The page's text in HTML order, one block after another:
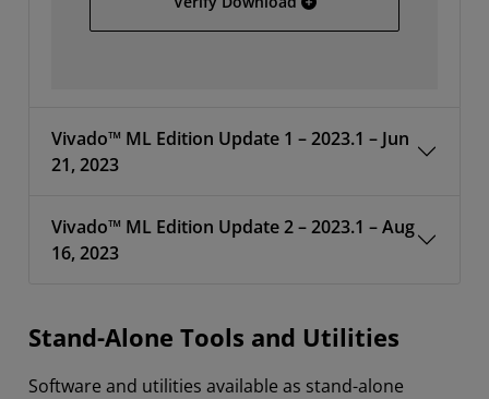
Vivado™ ML Edition Update 1 – 2023.1 – Jun
21, 2023
Vivado™ ML Edition Update 2 – 2023.1 – Aug
16, 2023
Stand-Alone Tools and Utilities
Software and utilities available as stand-alone